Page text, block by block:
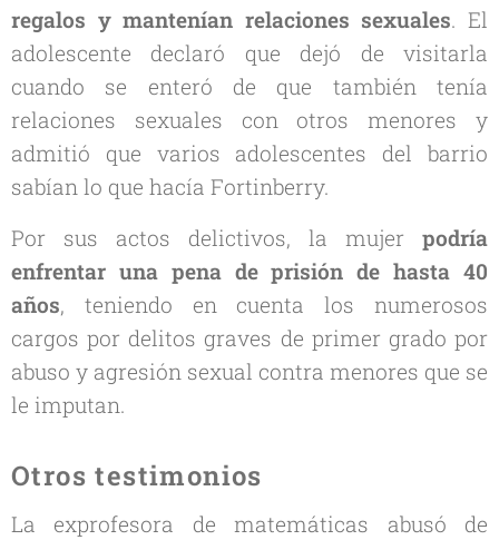
regalos y mantenían relaciones sexuales. El
adolescente declaró que dejó de visitarla
cuando se enteró de que también tenía
relaciones sexuales con otros menores y
admitió que varios adolescentes del barrio
sabían lo que hacía Fortinberry.
Por sus actos delictivos, la mujer podría
enfrentar una pena de prisión de hasta 40
años, teniendo en cuenta los numerosos
cargos por delitos graves de primer grado por
abuso y agresión sexual contra menores que se
le imputan.
Otros testimonios
La exprofesora de matemáticas abusó de